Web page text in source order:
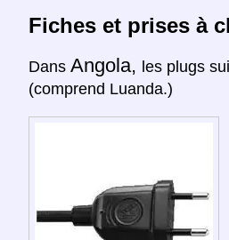
Fiches et prises à
Dans Angola, les plugs
(comprend Luanda.)